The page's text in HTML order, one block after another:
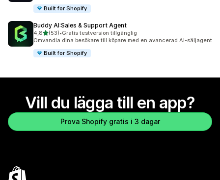
Built for Shopify
Buddy AI:Sales & Support Agent
4,8av 5 stjärnor
(53)
53 recensioner totalt
•Gratis testversion tillgänglig
Omvandla dina besökare till köpare med en avancerad AI-säljagent
Built for Shopify
Vill du lägga till en app?
Prova Shopify gratis i 3 dagar